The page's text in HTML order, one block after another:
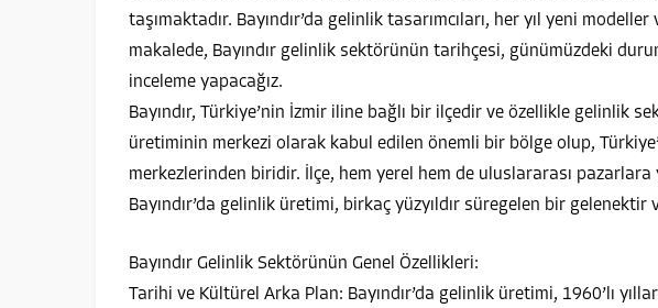
taşımaktadır. Bayındır’da gelinlik tasarımcıları, her yıl yeni
makalede, Bayındır gelinlik sektörünün tarihçesi, günümüzdeki
inceleme yapacağız.
Bayındır, Türkiye’nin İzmir iline bağlı bir ilçedir ve özellikle gelinlik
üretiminin merkezi olarak kabul edilen önemli bir bölge olup,
merkezlerinden biridir. İlçe, hem yerel hem de uluslararası
Bayındır’da gelinlik üretimi, birkaç yüzyıldır süregelen bir
Bayındır Gelinlik Sektörünün Genel Özellikleri:
Tarihi ve Kültürel Arka Plan: Bayındır’da gelinlik üretimi, 1960’lı